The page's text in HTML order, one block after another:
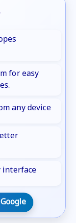
for easy
any device
interface